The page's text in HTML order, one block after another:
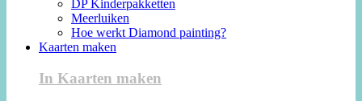
DP Kinderpakketten
Meerluiken
Hoe werkt Diamond painting?
Kaarten maken
In Kaarten maken